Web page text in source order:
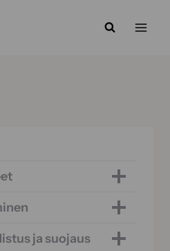
ja suojaus